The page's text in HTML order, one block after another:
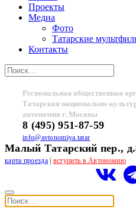
Проекты
Медиа
Фото
Татарские
Контакты
Региональная общественная
Татарская национально-
автономия г. Москвы
8 (495) 951-87-59
info@avtonomiya.tatar
Малый Татарский пер.,
карта проезда| вступить в Автономию